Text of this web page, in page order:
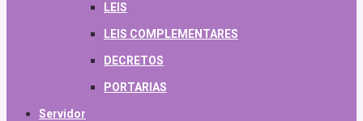
LEIS
LEIS COMPLEMENTARES
DECRETOS
PORTARIAS
Servidor